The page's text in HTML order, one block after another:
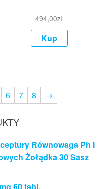
494,00zł
Kup
6 7 8 →
Równowaga Ph I
Żołądka 30 Sasz
60 tabl.